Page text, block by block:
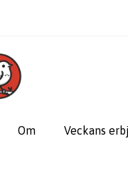
Om Veckans